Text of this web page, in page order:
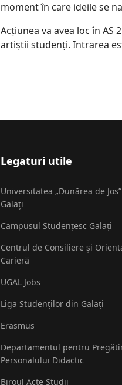
moment în care ideile se
Acțiunea va avea loc în AS
artiștii studenți. Intrarea
Legaturi utile
Universitatea „Dunărea de
Galați
Campusul Studențesc Galați
Centrul de Consiliere și
Carieră
UGAL Jobs
Liga Studenților din Galați
Erasmus
Departamentul pentru
Personalului Didactic
Biroul Acte Studii